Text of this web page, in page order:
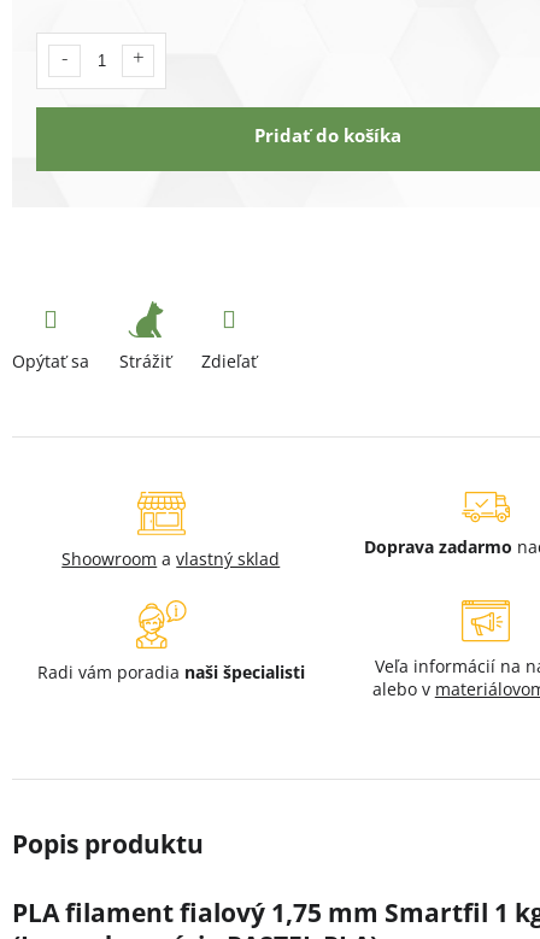
Pridať do košíka
Opýtať sa Strážiť Zdieľať
Shoowroom avlastný sklad
Doprava zadarmo
Radi vám poradia naši špecialisti
Veľa informácií na
alebo v
PLA filament fialový 1,75 mm Smartfil 1